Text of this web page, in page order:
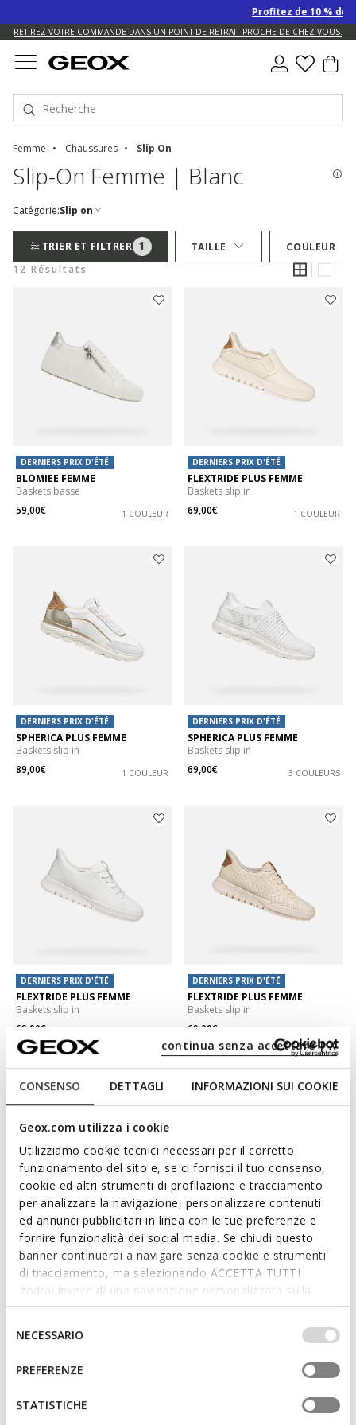
CONSENSO DETTAGLI INFORMAZIONI SUI COOKIE
Geox.com utilizza i cookie
Utilizziamo cookie tecnici necessari per il corretto
funzionamento del sito e, se ci fornisci il tuo consenso,
cookie ed altri strumenti di profilazione e tracciamento
per analizzare la navigazione, personalizzare contenuti
ed annunci pubblicitari in linea con le tue preferenze e
fornire funzionalità dei social media. Se chiudi questo
banner continuerai a navigare senza cookie e strumenti
di tracciamento, ma selezionando ACCETTA TUTTI
godrai invece di una navigazione personalizzata sulla
base dei tuoi gusti ed interessi. Selezionando
IMPOSTAZIONI potrai anche scegliere quali cookies ed
altri strumenti di tracciamento autorizzare. Per maggiori
informazioni o per modificare in qualsiasi momento le
tue impostazioni, visita la nostra
del
consenso
NECESSARIO
PREFERENZE
STATISTICHE
continua senza accettare | X
Profitez de 10 % de
RETIREZ VOTRE COMMANDE DANS UN POINT DE RETRAIT PROCHE DE CHEZ VOUS.
Femme Chaussures Slip On
Slip-On Femme | Blanc
Catégorie:Slip on
TRIER ET FILTRER 1 TAILLE
COULEUR
12 Résultats
DERNIERS PRIX D'ÉTÉ
BLOMIEE FEMME
Baskets basse
59,00€
1 COULEUR
DERNIERS PRIX D'ÉTÉ
FLEXTRIDE PLUS FEMME
Baskets slip in
69,00€
1 COULEUR
DERNIERS PRIX D'ÉTÉ
SPHERICA PLUS FEMME
Baskets slip in
89,00€
1 COULEUR
DERNIERS PRIX D'ÉTÉ
SPHERICA PLUS FEMME
Baskets slip in
69,00€
3 COULEURS
DERNIERS PRIX D'ÉTÉ
FLEXTRIDE PLUS FEMME
Baskets slip in
69,00€
DERNIERS PRIX D'ÉTÉ
FLEXTRIDE PLUS FEMME
Baskets slip in
69,00€
DERNIERS PRIX D'ÉTÉ
AERANTIS FEMME
Baskets en cuir
69,00€
1 COULEUR
DERNIERS PRIX D'ÉTÉ
SPHERICA ECUB-2 FEMME
Baskets sans lacets
79,00€
1 COULEUR